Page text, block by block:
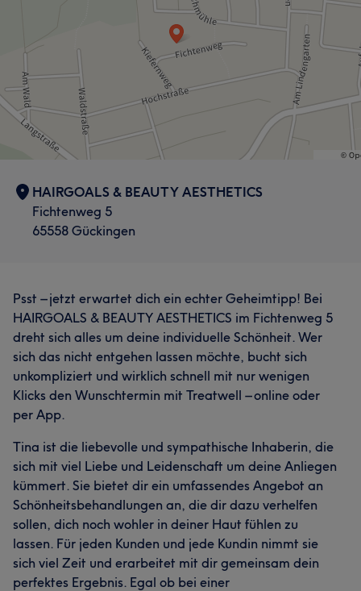
HAIRGOALS & BEAUTY AESTHETICS
Fichtenweg 5
65558 Gückingen
Psst – jetzt erwartet dich ein echter Geheimtipp! Bei
HAIRGOALS & BEAUTY AESTHETICS im Fichtenweg 5
dreht sich alles um deine individuelle Schönheit. Wer
sich das nicht entgehen lassen möchte, bucht sich
unkompliziert und wirklich schnell mit nur wenigen
Klicks den Wunschtermin mit Treatwell – online oder
per App.
Tina ist die liebevolle und sympathische Inhaberin, die
sich mit viel Liebe und Leidenschaft um deine Anliegen
kümmert. Sie bietet dir ein umfassendes Angebot an
Schönheitsbehandlungen an, die dir dazu verhelfen
sollen, dich noch wohler in deiner Haut fühlen zu
lassen. Für jeden Kunden und jede Kundin nimmt sie
sich viel Zeit und erarbeitet mit dir gemeinsam dein
perfektes Ergebnis. Egal ob bei einer